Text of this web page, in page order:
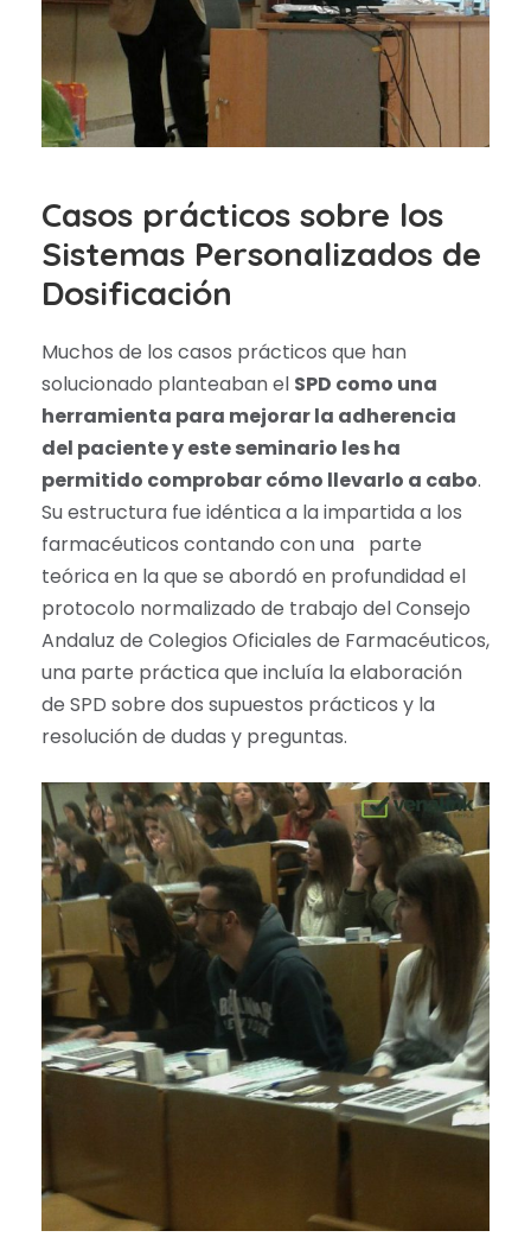
Casos prácticos sobre los
Sistemas Personalizados de
Dosificación
Muchos de los casos prácticos que han
solucionado planteaban el SPD como una
herramienta para mejorar la adherencia
del paciente y este seminario les ha
permitido comprobar cómo llevarlo a cabo.
Su estructura fue idéntica a la impartida a los
farmacéuticos contando con una parte
teórica en la que se abordó en profundidad el
protocolo normalizado de trabajo del Consejo
Andaluz de Colegios Oficiales de Farmacéuticos,
una parte práctica que incluía la elaboración
de SPD sobre dos supuestos prácticos y la
resolución de dudas y preguntas.